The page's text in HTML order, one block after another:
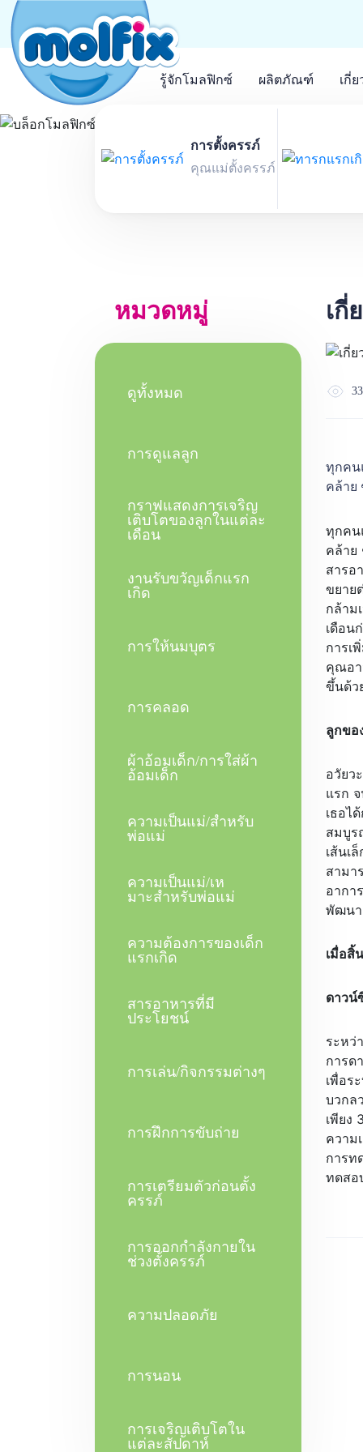
รู้จักโมลฟิกซ์ ผลิตภัณฑ์ เกี่
บล็อกโมลฟิกซ์
การตั้งครรภ์
คุณแม่ตั้งครรภ์
หมวดหมู่
ดูทั้งหมด
การดูแลลูก
กราฟแสดงการเจริญ
เติบโตของลูกในแต่ละ
เดือน
งานรับขวัญเด็กแรก
เกิด
การให้นมบุตร
การคลอด
ผ้าอ้อมเด็ก/การใส่ผ้า
อ้อมเด็ก
ความเป็นแม่/สําหรับ
พ่อแม่
ความเป็นแม่/เห
มาะสําหรับพ่อแม่
ความต้องการของเด็ก
แรกเกิด
สารอาหารที่มี
ประโยชน์
การเล่น/กิจกรรมต่างๆ
การฝึกการขับถ่าย
การเตรียมตัวก่อนตั้ง
ครรภ์
การออกกำลังกายใน
ช่วงตั้งครรภ์
ความปลอดภัย
การนอน
การเจริญเติบโตใน
แต่ละสัปดาห์
เกี่
ทุกคน
คล้าย
ทุกคน
คล้าย
สารอ
ขยาย
กล้าม
เดือน
การเ
คุณอา
ขึ้นด้ว
ลูกข
อวัยว
แรก
เธอไ
สมบูร
เส้นเ
สามา
อากา
พัฒนา
เมื่อสิ้
ดาวน์
ระหว่
การด
เพื่อร
บวกล
เพียง
ความ
การท
ทดสอ